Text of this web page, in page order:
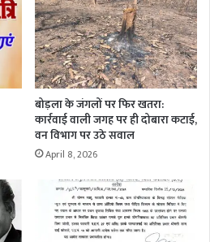
बोड़ला के जंगलों पर फिर खतरा:
कार्रवाई वाली जगह पर ही दोबारा कटाई,
वन विभाग पर उठे सवाल
April 8, 2026